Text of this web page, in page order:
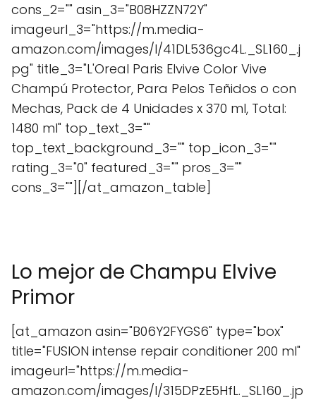
cons_2="" asin_3="B08HZZN72Y"
imageurl_3="https://m.media-
amazon.com/images/I/41DL536gc4L._SL160_.j
pg" title_3="L'Oreal Paris Elvive Color Vive
Champú Protector, Para Pelos Teñidos o con
Mechas, Pack de 4 Unidades x 370 ml, Total:
1480 ml" top_text_3=""
top_text_background_3="" top_icon_3=""
rating_3="0" featured_3="" pros_3=""
cons_3=""][/at_amazon_table]
Lo mejor de Champu Elvive
Primor
[at_amazon asin="B06Y2FYGS6" type="box"
title="FUSION intense repair conditioner 200 ml"
imageurl="https://m.media-
amazon.com/images/I/315DPzE5HfL._SL160_.jp